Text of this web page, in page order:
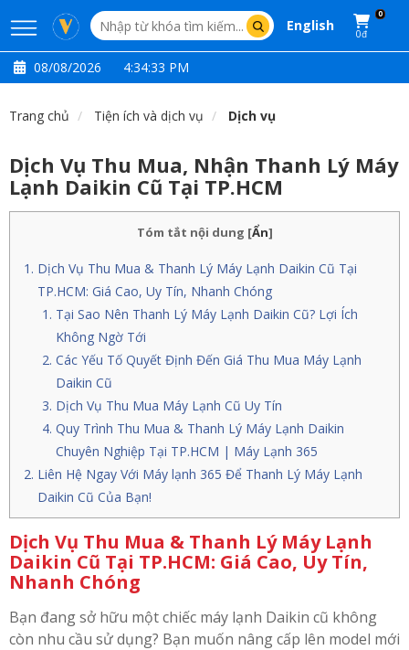
English
0
0đ
08/08/2026 4:34:34 PM
Trang chủ Tiện ích và dịch vụ Dịch vụ
Dịch Vụ Thu Mua, Nhận Thanh Lý Máy
Lạnh Daikin Cũ Tại TP.HCM
Tóm tắt nội dung [Ẩn]
Dịch Vụ Thu Mua & Thanh Lý Máy Lạnh Daikin Cũ Tại
TP.HCM: Giá Cao, Uy Tín, Nhanh Chóng
Tại Sao Nên Thanh Lý Máy Lạnh Daikin Cũ? Lợi Ích
Không Ngờ Tới
Các Yếu Tố Quyết Định Đến Giá Thu Mua Máy Lạnh
Daikin Cũ
Dịch Vụ Thu Mua Máy Lạnh Cũ Uy Tín
Quy Trình Thu Mua & Thanh Lý Máy Lạnh Daikin
Chuyên Nghiệp Tại TP.HCM | Máy Lạnh 365
Liên Hệ Ngay Với Máy lạnh 365 Để Thanh Lý Máy Lạnh
Daikin Cũ Của Bạn!
Dịch Vụ Thu Mua & Thanh Lý Máy Lạnh
Daikin Cũ Tại TP.HCM: Giá Cao, Uy Tín,
Nhanh Chóng
Bạn đang sở hữu một chiếc máy lạnh Daikin cũ không
còn nhu cầu sử dụng? Bạn muốn nâng cấp lên model mới